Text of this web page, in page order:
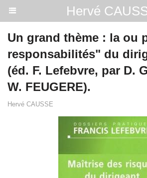
Hervé
Un grand thème : la ou
responsabilités" du
(éd. F. Lefebvre, par D.
W. FEUGERE).
Hervé CAUSSE